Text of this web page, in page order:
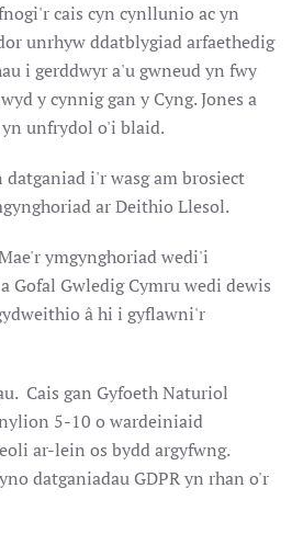
cais cyn cynllunio ac yn
unrhyw ddatblygiad arfaethedig
i gerddwyr a'u gwneud yn fwy
y cynnig gan y Cyng. Jones a
unfrydol o'i blaid.
i'r wasg am brosiect
ar Deithio Llesol.
ymgynghoriad wedi'i
Gofal Gwledig Cymru wedi dewis
â hi i gyflawni'r
Cais gan Gyfoeth Naturiol
5-10 o wardeiniaid
ar-lein os bydd argyfwng.
datganiadau GDPR yn rhan o'r